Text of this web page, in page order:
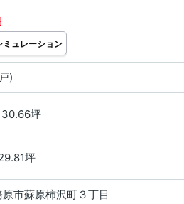
ミュレーション
)
30.66坪
坪
市蘇原柿沢町３丁目